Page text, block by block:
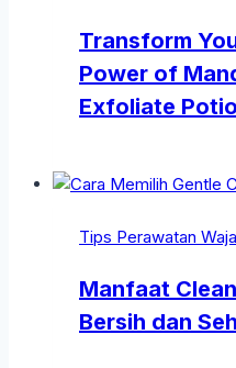
Transform
Power of
Exfoliate
Tips Perawatan
Manfaat
Bersih dan